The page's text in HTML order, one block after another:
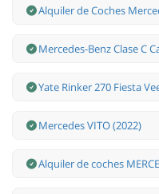
Alquiler de Coches
Mercedes-Benz Clase С
Yate Rinker 270 Fiesta
Mercedes VITO (2022)
Alquiler de coches